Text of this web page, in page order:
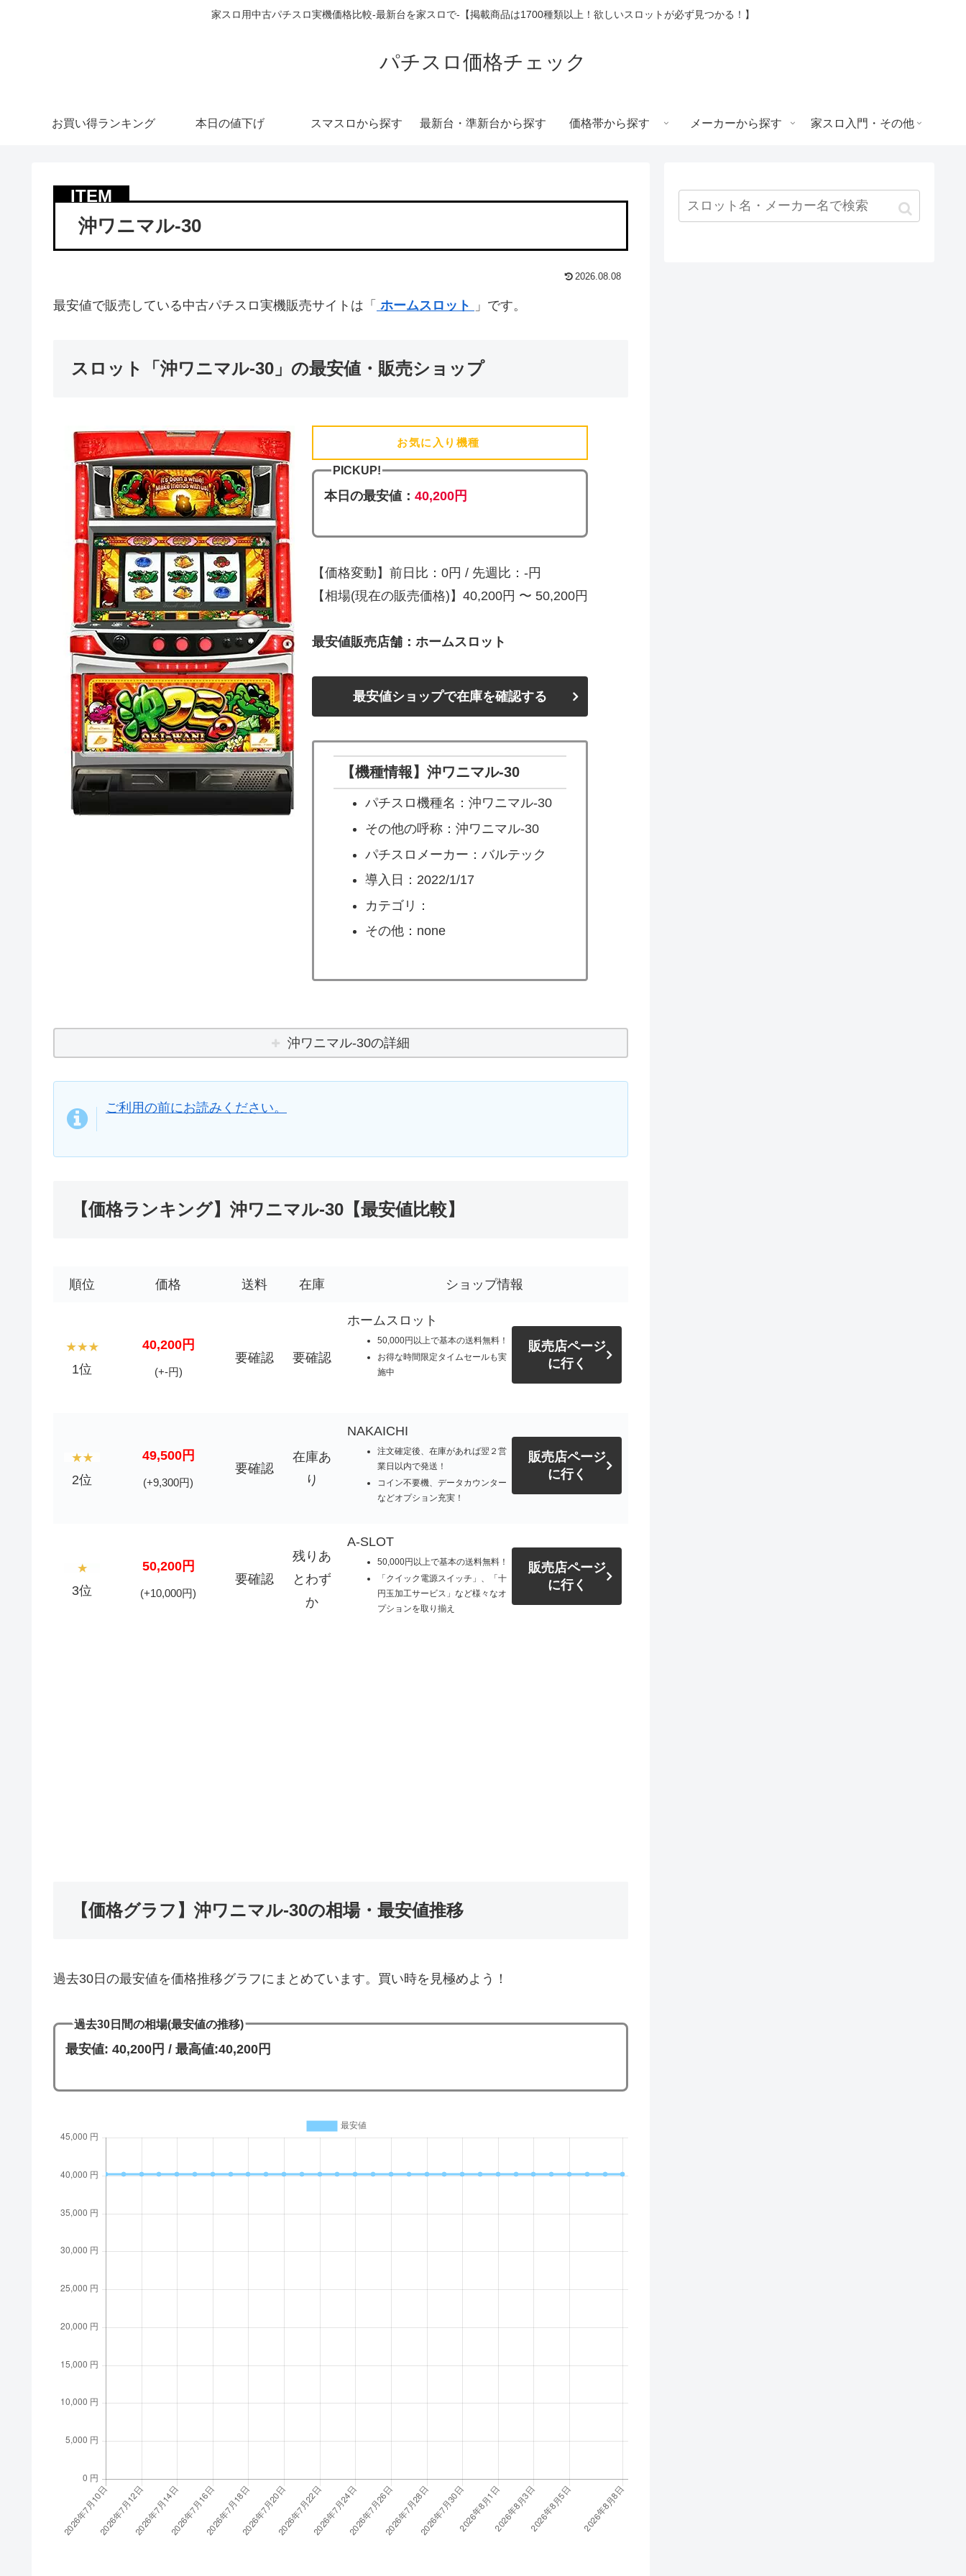
家スロ用中古パチスロ実機価格比較-最新台を家スロで-【掲載商品は1700種類以上！欲しいスロットが必ず見つかる！】
パチスロ価格チェック
お買い得ランキング 本日の値下げ スマスロから探す 最新台・準新台から探す 価格帯から探す メーカーから探す 家スロ入門・その他
沖ワニマル-30
2026.08.08
最安値で販売している中古パチスロ実機販売サイトは「 ホームスロット 」です。
スロット「沖ワニマル-30」の最安値・販売ショップ
お気に入り機種
PICKUP!
本日の最安値：40,200円
【価格変動】前日比：0円 / 先週比：-円
【相場(現在の販売価格)】40,200円 〜 50,200円
最安値販売店舗：ホームスロット
最安値ショップで在庫を確認する
【機種情報】沖ワニマル-30
パチスロ機種名：沖ワニマル-30
その他の呼称：沖ワニマル-30
パチスロメーカー：バルテック
導入日：2022/1/17
カテゴリ：
その他：none
沖ワニマル-30の詳細
ご利用の前にお読みください。
【価格ランキング】沖ワニマル-30【最安値比較】
順位 価格 送料 在庫 ショップ情報
1位
40,200円
(+-円)
要確認 要確認
ホームスロット
50,000円以上で基本の送料無料！
お得な時間限定タイムセールも実
施中
販売店ページ
に行く
2位
49,500円
(+9,300円)
要確認
在庫あ
り
NAKAICHI
注文確定後、在庫があれば翌２営
業日以内で発送！
コイン不要機、データカウンター
などオプション充実！
販売店ページ
に行く
3位
50,200円
(+10,000円)
要確認
残りあ
とわず
か
A-SLOT
50,000円以上で基本の送料無料！
「クイック電源スイッチ」、「十
円玉加工サービス」など様々なオ
プションを取り揃え
販売店ページ
に行く
【価格グラフ】沖ワニマル-30の相場・最安値推移
過去30日の最安値を価格推移グラフにまとめています。買い時を見極めよう！
過去30日間の相場(最安値の推移)
最安値: 40,200円 / 最高値:40,200円